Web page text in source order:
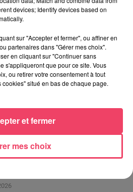
ou c'est moins : Jusqu'à 300€ à gagner
et visez le gros gain ! Chaque
avec Kris dans le Big Morning
devices; Identify devices based on
sur "Accepter et fermer", ou affiner en
partenaires dans "Gérer mes choix".
en cliquant sur "Continuer sans
s'appliqueront que pour ce site. Vous
ou retirer votre consentement à tout
situé en bas de chaque page.
mes choix
et fermer